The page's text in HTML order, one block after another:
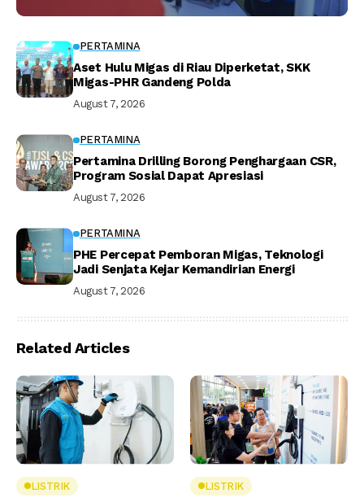
PERTAMINA
Aset Hulu Migas di Riau Diperketat, SKK
Migas-PHR Gandeng Polda
August 7, 2026
PERTAMINA
Pertamina Drilling Borong Penghargaan CSR,
Program Sosial Dapat Apresiasi
August 7, 2026
PERTAMINA
PHE Percepat Pemboran Migas, Teknologi
Jadi Senjata Kejar Kemandirian Energi
August 7, 2026
Related Articles
LISTRIK LISTRIK